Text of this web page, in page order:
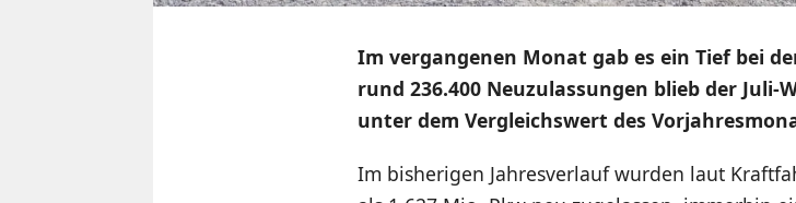
Im vergangenen Monat gab es ein Tief bei
rund 236.400 Neuzulassungen blieb der Juli-
unter dem Vergleichswert des
Im bisherigen Jahresverlauf wurden laut